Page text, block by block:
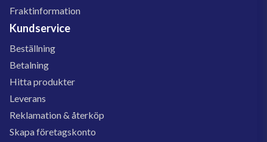
Fraktinformation
Kundservice
Beställning
Betalning
Hitta produkter
Leverans
Reklamation & återköp
Skapa företagskonto